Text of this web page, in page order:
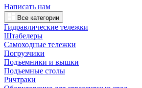
Написать нам
Все категории
Гидравлические тележки
Штабелеры
Самоходные тележки
Погрузчики
Подъемники и вышки
Подъемные столы
Ричтраки